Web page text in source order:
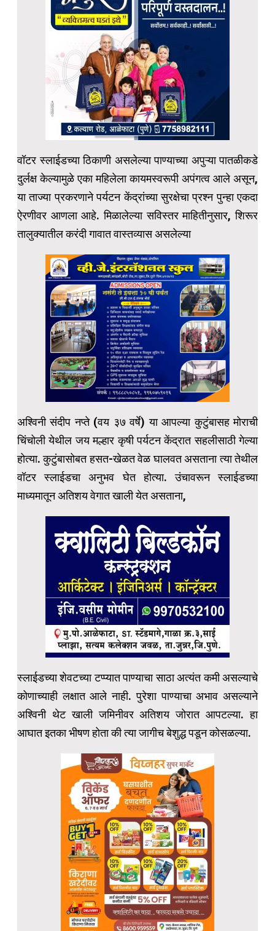
वॉटर स्लाईडच्या ठिकाणी असलेल्या पाण्याच्या अपुऱ्या पातळीकडे
दुर्लक्ष केल्यामुळे एका महिलेला कायमस्वरूपी अपंगत्व आले असून,
या ताज्या प्रकरणाने पर्यटन केंद्रांच्या सुरक्षेचा प्रश्न पुन्हा एकदा
ऐरणीवर आणला आहे. मिळालेल्या सविस्तर माहितीनुसार, शिरूर
तालुक्यातील करंदी गावात वास्तव्यास असलेल्या
अश्विनी संदीप नप्ते (वय ३७ वर्षे) या आपल्या कुटुंबासह मोराची
चिंचोली येथील जय मल्हार कृषी पर्यटन केंद्रात सहलीसाठी गेल्या
होत्या. कुटुंबासोबत हसत-खेळत वेळ घालवत असताना त्या तेथील
वॉटर स्लाईडचा अनुभव घेत होत्या. उंचावरून स्लाईडच्या
माध्यमातून अतिशय वेगात खाली येत असताना,
स्लाईडच्या शेवटच्या टप्प्यात पाण्याचा साठा अत्यंत कमी असल्याचे
कोणाच्याही लक्षात आले नाही. पुरेशा पाण्याचा अभाव असल्याने
अश्विनी थेट खाली जमिनीवर अतिशय जोरात आपटल्या. हा
आघात इतका भीषण होता की त्या जागीच बेशुद्ध पडून कोसळल्या.